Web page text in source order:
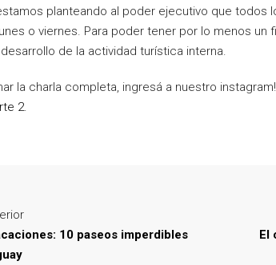
planteando al poder ejecutivo que todos
o viernes. Para poder tener por lo menos un
de la actividad turística interna.
la charla completa, ingresá a nuestro instagram!
2.
10 paseos imperdibles
El